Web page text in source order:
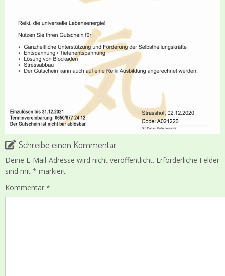
Schreibe einen Kommentar
Deine E-Mail-Adresse wird nicht veröffentlicht. Erforderliche Felder
sind mit * markiert
Kommentar *